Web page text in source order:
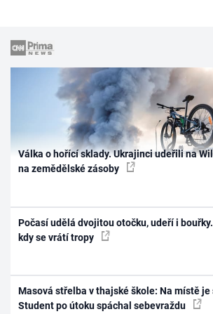
Válka o hořící sklady. Ukrajinci udeřili na
na zemědělské zásoby
Počasí udělá dvojitou otočku, udeří i
kdy se vrátí tropy
Masová střelba v thajské škole: Na místě je
Student po útoku spáchal sebevraždu